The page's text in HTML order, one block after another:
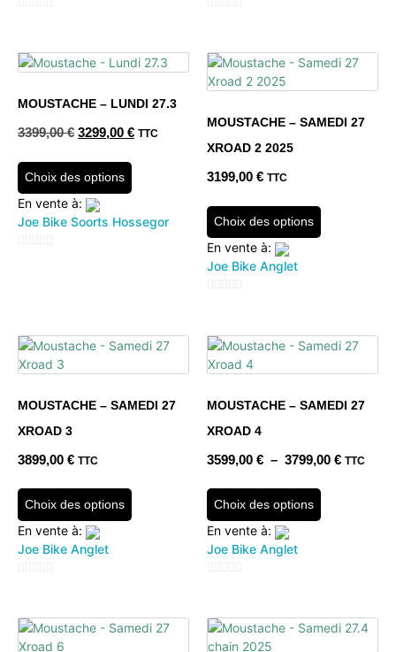
5
5
MOUSTACHE – LUNDI 27.3
3399,00€ 3299,00 € TTC
Choix des options
En vente à:
Joe Bike Soorts Hossegor
MOUSTACHE – SAMEDI 27
XROAD 2 2025
3199,00 € TTC
Choix des options
En vente à:
Joe Bike Anglet
5
MOUSTACHE – SAMEDI 27
XROAD 3
3899,00 € TTC
Choix des options
En vente à:
Joe Bike Anglet
5
MOUSTACHE – SAMEDI 27
XROAD 4
3599,00 € – 3799,00 € TTC
Choix des options
En vente à:
Joe Bike Anglet
5